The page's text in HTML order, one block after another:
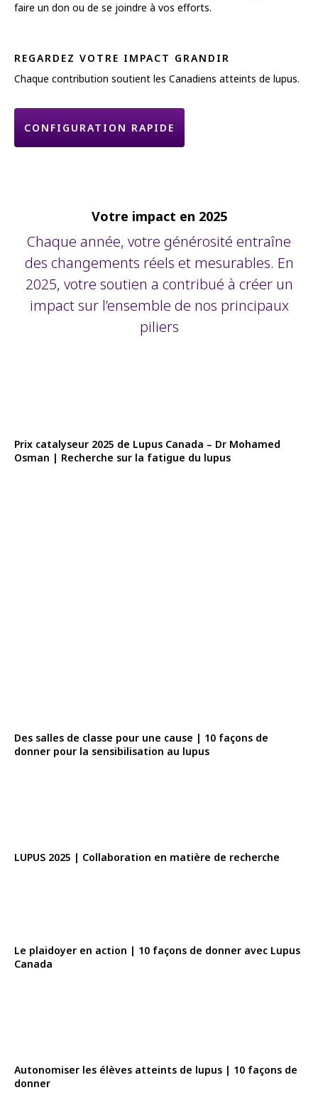
faire un don ou de se joindre à vos efforts.
REGARDEZ VOTRE IMPACT GRANDIR
Chaque contribution soutient les Canadiens atteints de lupus.
CONFIGURATION RAPIDE
Votre impact en 2025
Chaque année, votre générosité entraîne
des changements réels et mesurables. En
2025, votre soutien a contribué à créer un
impact sur l’ensemble de nos principaux
piliers
Prix catalyseur 2025 de Lupus Canada – Dr Mohamed
Osman | Recherche sur la fatigue du lupus
Des salles de classe pour une cause | 10 façons de
donner pour la sensibilisation au lupus
LUPUS 2025 | Collaboration en matière de recherche
Le plaidoyer en action | 10 façons de donner avec Lupus
Canada
Autonomiser les élèves atteints de lupus | 10 façons de
donner